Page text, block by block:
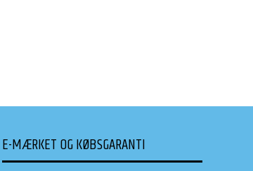
E-MÆRKET OG KØBSGARANTI